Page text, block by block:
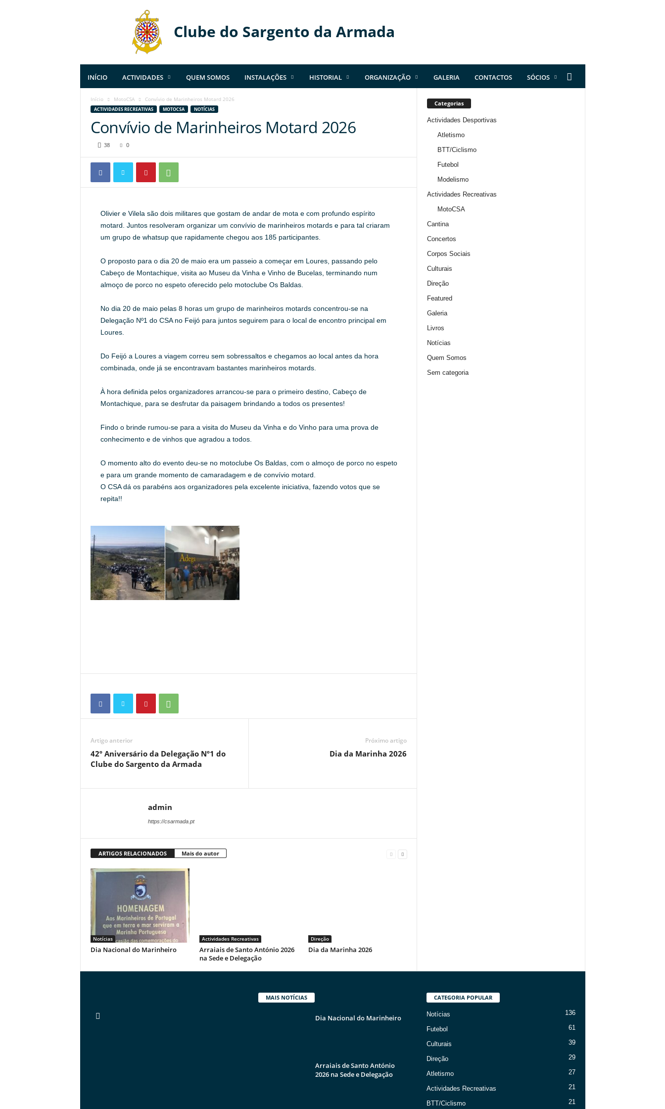
Clube do Sargento da Armada
INÍCIO ACTIVIDADES QUEM SOMOS INSTALAÇÕES HISTORIAL ORGANIZAÇÃO GALERIA CONTACTOS SÓCIOS
Início MotoCSA Convívio de Marinheiros Motard 2026
ACTIVIDADES RECREATIVAS MOTOCSA NOTÍCIAS
Convívio de Marinheiros Motard 2026
38 0
Olivier e Vilela são dois militares que gostam de andar de mota e com profundo espírito
motard. Juntos resolveram organizar um convívio de marinheiros motards e para tal criaram
um grupo de whatsup que rapidamente chegou aos 185 participantes.
O proposto para o dia 20 de maio era um passeio a começar em Loures, passando pelo
Cabeço de Montachique, visita ao Museu da Vinha e Vinho de Bucelas, terminando num
almoço de porco no espeto oferecido pelo motoclube Os Baldas.
No dia 20 de maio pelas 8 horas um grupo de marinheiros motards concentrou-se na
Delegação Nº1 do CSA no Feijó para juntos seguirem para o local de encontro principal em
Loures.
Do Feijó a Loures a viagem correu sem sobressaltos e chegamos ao local antes da hora
combinada, onde já se encontravam bastantes marinheiros motards.
À hora definida pelos organizadores arrancou-se para o primeiro destino, Cabeço de
Montachique, para se desfrutar da paisagem brindando a todos os presentes!
Findo o brinde rumou-se para a visita do Museu da Vinha e do Vinho para uma prova de
conhecimento e de vinhos que agradou a todos.
O momento alto do evento deu-se no motoclube Os Baldas, com o almoço de porco no espeto
e para um grande momento de camaradagem e de convívio motard.
O CSA dá os parabéns aos organizadores pela excelente iniciativa, fazendo votos que se
repita!!
Artigo anterior
42º Aniversário da Delegação Nº1 do
Clube do Sargento da Armada
Próximo artigo
Dia da Marinha 2026
admin
https://csarmada.pt
ARTIGOS RELACIONADOS Mais do autor
Notícias
Dia Nacional do Marinheiro
Actividades Recreativas
Arraiais de Santo António 2026
na Sede e Delegação
Direção
Dia da Marinha 2026
Categorias
Actividades Desportivas
Atletismo
BTT/Ciclismo
Futebol
Modelismo
Actividades Recreativas
MotoCSA
Cantina
Concertos
Corpos Sociais
Culturais
Direção
Featured
Galeria
Livros
Notícias
Quem Somos
Sem categoria
MAIS NOTÍCIAS
Dia Nacional do Marinheiro
Arraiais de Santo António
2026 na Sede e Delegação
CATEGORIA POPULAR
Notícias 136
Futebol 61
Culturais 39
Direção 29
Atletismo 27
Actividades Recreativas 21
BTT/Ciclismo 21